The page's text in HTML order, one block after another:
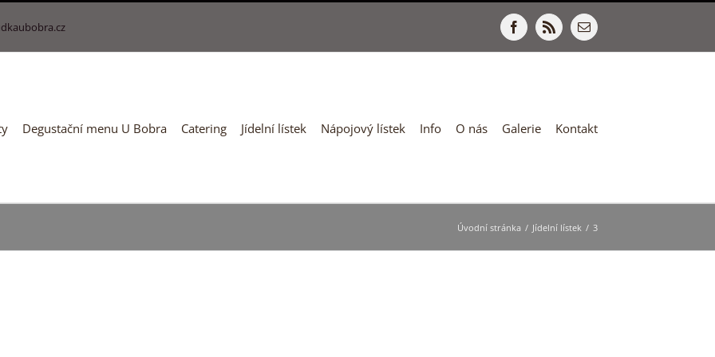
Facebook
Rss
E-
mail
Degustační menu U Bobra Catering Jídelní lístek Nápojový lístek Info O nás Galerie Kontakt
Úvodní stránka / Jídelní lístek / 3